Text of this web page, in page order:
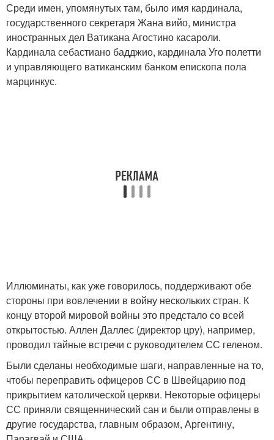
Среди имен, упомянутых там, было имя кардинала,
государственного секретаря Жана вийо, министра
иностранных дел Ватикана Агостино касароли.
Кардинала себастиано бадджио, кардинала Уго полетти
и управляющего ватиканским банком епископа пола
марцинкус.
Иллюминаты, как уже говорилось, поддерживают обе
стороны при вовлечении в войну нескольких стран. К
концу второй мировой войны это предстало со всей
открытостью. Аллен Даллес (директор цру), например,
проводил тайные встречи с руководителем СС геленом.
Были сделаны необходимые шаги, направленные на то,
чтобы переправить офицеров СС в Швейцарию под
прикрытием католической церкви. Некоторые офицеры
СС приняли священнический сан и были отправлены в
другие государства, главным образом, Аргентину,